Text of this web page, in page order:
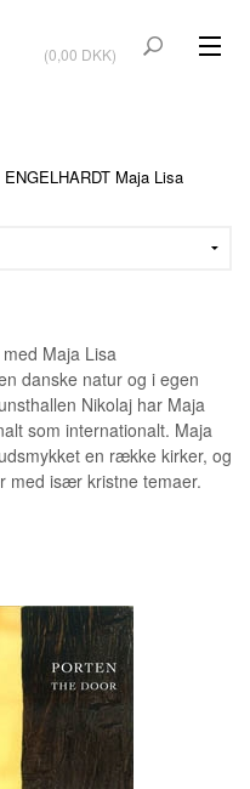
(0,00 DKK)
BOGGALLERIET
ENGELHARDT Maja Lisa
Maja Lisa
danske natur og i egen
Nikolaj har Maja
som internationalt. Maja
en række kirker, og
med især kristne temaer.